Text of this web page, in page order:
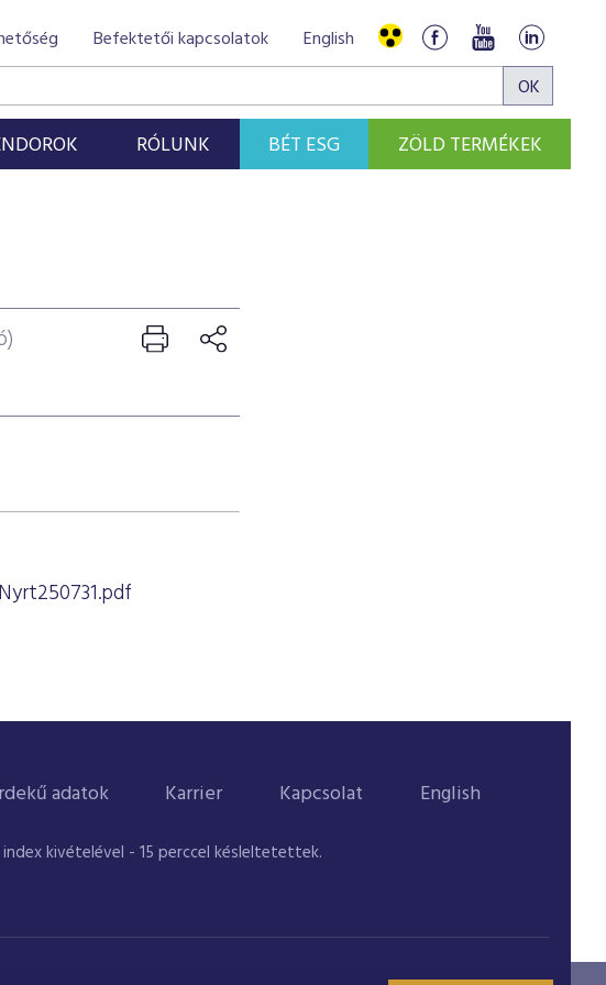
Befektetői kapcsolatok English
RÓLUNK BÉT ESG ZÖLD TERMÉKEK
adatok Karrier Kapcsolat English
index kivételével - 15 perccel késleltetettek.